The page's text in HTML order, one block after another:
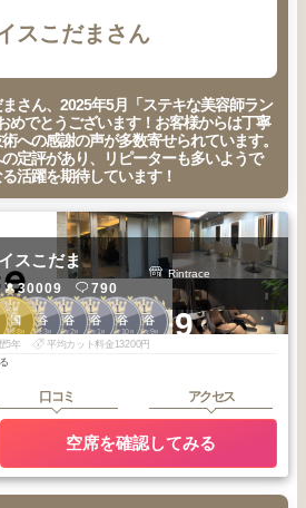
スこだまさん
さん、2025年5月「ステキな美容師ラン
めでとうございます！お客様からは丁寧
への感謝の声が多数寄せられています。
定評があり、リピーターも多いようで
活躍を期待しています！
3
全国
年 8月
1
渋谷
2026年 3月
1
渋谷
2026年2月
1
渋谷
2026年 1 月
1
渋谷
2025年 10月
1
渋谷
2025年9月+9
スこだま
30009 790
Rintrace
歴5年
平均カット料金13200円
口コミ アクセス
空席を確認してみる